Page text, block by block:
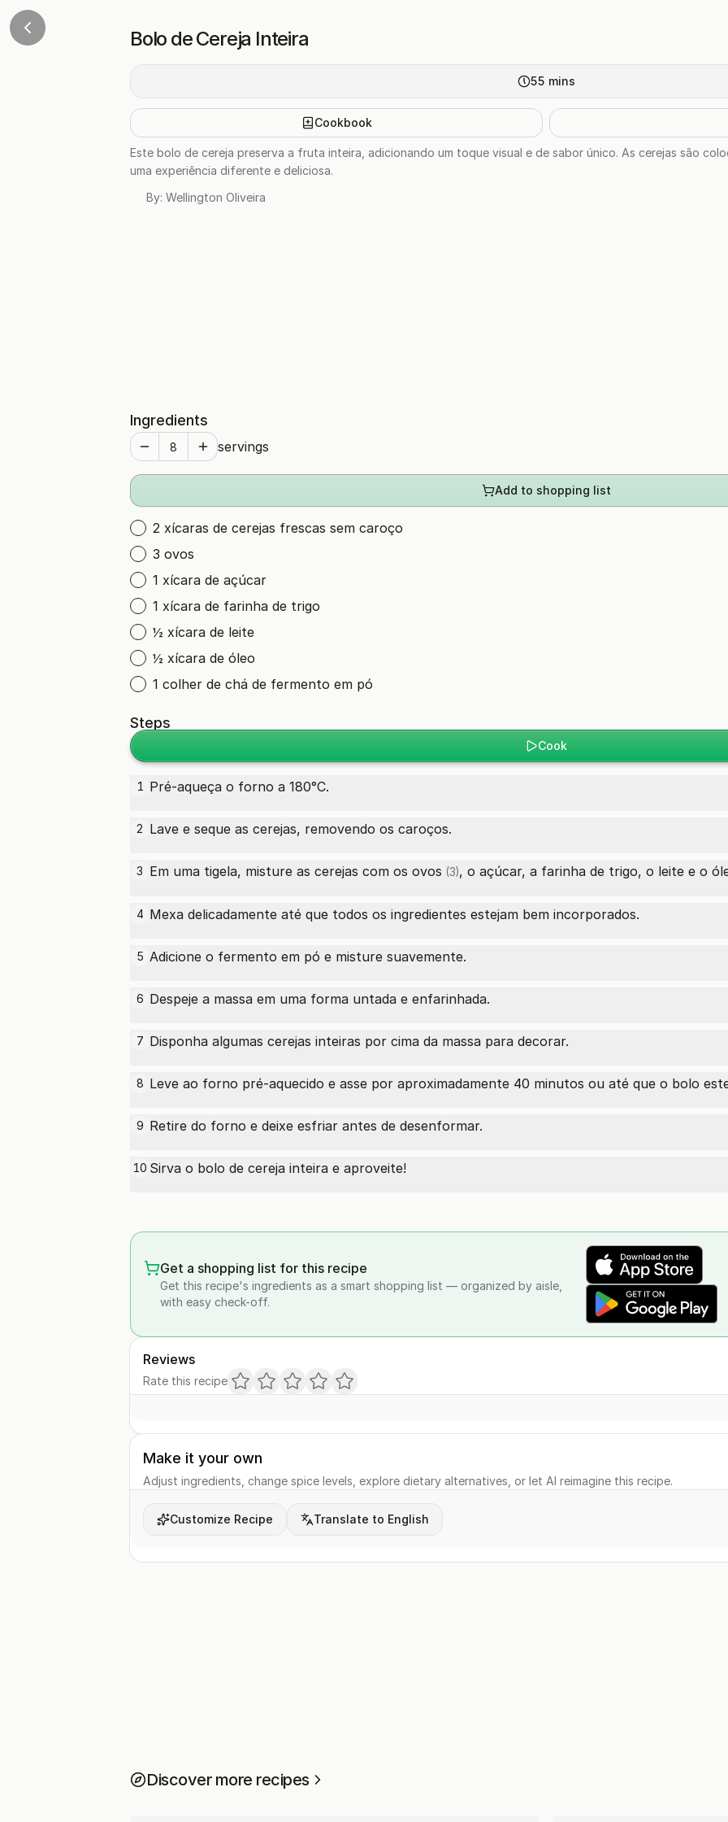
Bolo de Cereja Inteira
55 mins
Cookbook
Este bolo de cereja preserva a fruta inteira, adicionando um toque visual e de sabor único. As cerejas são
uma experiência diferente e deliciosa.
By: Wellington Oliveira
Ingredients
servings
Add to shopping list
2 xícaras de cerejas frescas sem caroço
3 ovos
1 xícara de açúcar
1 xícara de farinha de trigo
½ xícara de leite
½ xícara de óleo
1 colher de chá de fermento em pó
Steps
Cook
1 Pré-aqueça o forno a 180°C.
2 Lave e seque as cerejas, removendo os caroços.
3 Em uma tigela, misture as cerejas com os ovos (3), o açúcar, a farinha de trigo, o leite e o
4 Mexa delicadamente até que todos os ingredientes estejam bem incorporados.
5 Adicione o fermento em pó e misture suavemente.
6 Despeje a massa em uma forma untada e enfarinhada.
7 Disponha algumas cerejas inteiras por cima da massa para decorar.
8 Leve ao forno pré-aquecido e asse por aproximadamente 40 minutos ou até que o bolo
9 Retire do forno e deixe esfriar antes de desenformar.
10 Sirva o bolo de cereja inteira e aproveite!
Get a shopping list for this recipe
Get this recipe's ingredients as a smart shopping list — organized by aisle,
with easy check-off.
Reviews
Rate this recipe
Make it your own
Adjust ingredients, change spice levels, explore dietary alternatives, or let AI reimagine this recipe.
Customize Recipe Translate to English
Discover more recipes